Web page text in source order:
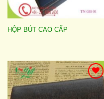
HỘP BÚT CAO CẤP
Add to